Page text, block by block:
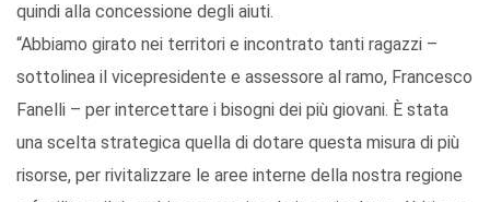
quindi alla concessione degli aiuti.
“Abbiamo girato nei territori e incontrato tanti ragazzi –
sottolinea il vicepresidente e assessore al ramo, Francesco
Fanelli – per intercettare i bisogni dei più giovani. È stata
una scelta strategica quella di dotare questa misura di più
risorse, per rivitalizzare le aree interne della nostra regione